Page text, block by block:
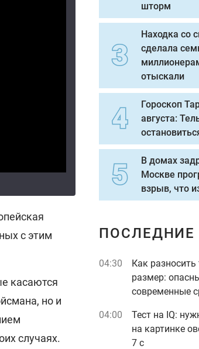
с этим
касаются
но и
случаях.
шторм
Находка со
сделала
отыскали
Гороскоп
августа:
В домах
Москве
взрыв, что
ПОСЛЕДНИЕ
04:30
Как
размер:
современные
04:00
Тест на IQ:
на картинке
7 с